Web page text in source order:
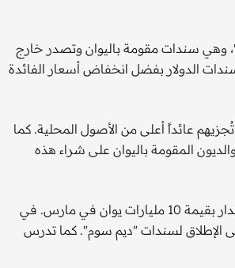
وهي سندات مقومة باليوان وتصدر خارج
الدولار بفضل انخفاض أسعار الفائدة
عائداً أعلى من الأصول المحلية. كما
المقومة باليوان على شراء هذه
جمعت "بايدو" 4.4 مليار يوان من طرح سندات "ديم سوم" في أوائل سبتمبر، بعد إصدار بقيمة 10 مليارات يوان في مارس. في
الإطلاق لسندات "ديم سوم". كما تدرس